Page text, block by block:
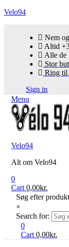
Velo94
Nem
Altid
Alle de
Stor
Ring til
Sign in
Menu
Velo94
Alt om Velo94
0
Cart 0,00kr.
Søg efter produkt
×
Search for:
0
Cart 0,00kr.